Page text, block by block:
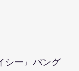
シー』バング